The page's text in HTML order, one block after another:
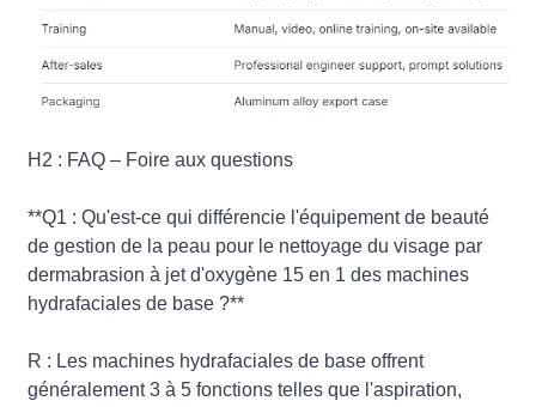
H2 : FAQ – Foire aux questions
**Q1 : Qu'est-ce qui différencie l'équipement de beauté
de gestion de la peau pour le nettoyage du visage par
dermabrasion à jet d'oxygène 15 en 1 des machines
hydrafaciales de base ?**
R : Les machines hydrafaciales de base offrent
généralement 3 à 5 fonctions telles que l'aspiration,